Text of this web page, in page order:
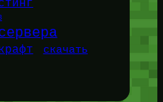
скачать